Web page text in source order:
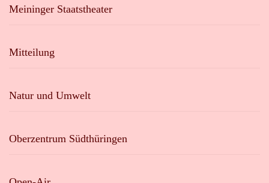
Meininger Staatstheater
Mitteilung
Natur und Umwelt
Oberzentrum Südthüringen